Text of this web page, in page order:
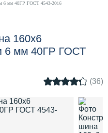
6 мм 40ГР ГОСТ 4543-2016
160х6
6 мм 40ГР ГОСТ
(36)